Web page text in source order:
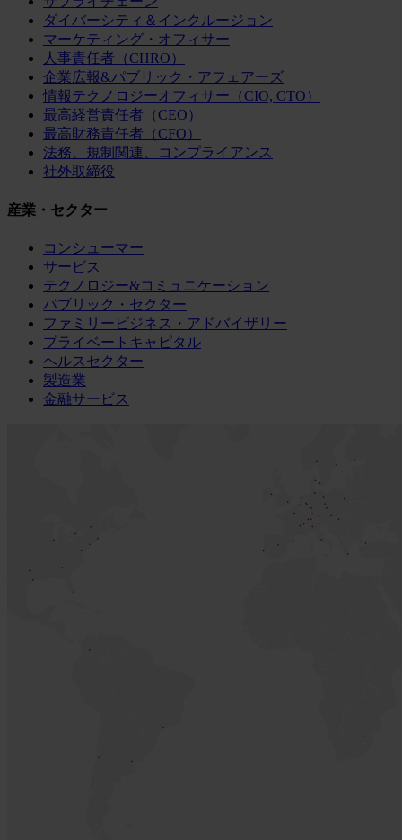
ダイバーシティ＆インクルージョン
マーケティング・オフィサー
人事責任者（CHRO）
企業広報&パブリック・アフェアーズ
情報テクノロジーオフィサー（CIO, CTO）
最高経営責任者（CEO）
最高財務責任者（CFO）
法務、規制関連、コンプライアンス
社外取締役
産業・セクター
コンシューマー
サービス
テクノロジー&コミュニケーション
パブリック・セクター
ファミリービジネス・アドバイザリー
プライベートキャピタル
ヘルスセクター
製造業
金融サービス